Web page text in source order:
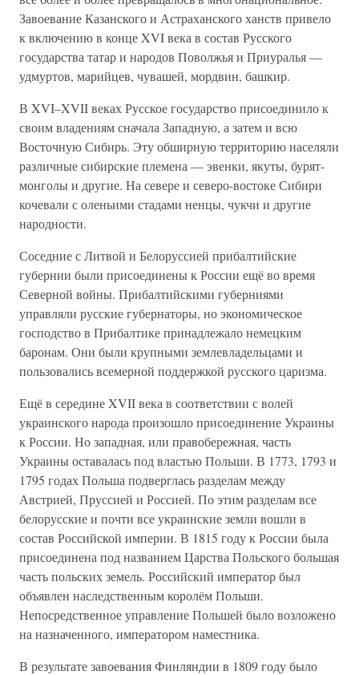
Завоевание Казанского и Астраханского ханств привело
к включению в конце XVI века в состав Русского
государства татар и народов Поволжья и Приуралья —
удмуртов, марийцев, чувашей, мордвин, башкир.
В XVI–XVII веках Русское государство присоединило к
своим владениям сначала Западную, а затем и всю
Восточную Сибирь. Эту обширную территорию населяли
различные сибирские племена — эвенки, якуты, бурят-
монголы и другие. На севере и северо-востоке Сибири
кочевали с оленьими стадами ненцы, чукчи и другие
народности.
Соседние с Литвой и Белоруссией прибалтийские
губернии были присоединены к России ещё во время
Северной войны. Прибалтийскими губерниями
управляли русские губернаторы, но экономическое
господство в Прибалтике принадлежало немецким
баронам. Они были крупными землевладельцами и
пользовались всемерной поддержкой русского царизма.
Ещё в середине XVII века в соответствии с волей
украинского народа произошло присоединение Украины
к России. Но западная, или правобережная, часть
Украины оставалась под властью Польши. В 1773, 1793 и
1795 годах Польша подверглась разделам между
Австрией, Пруссией и Россией. По этим разделам все
белорусские и почти все украинские земли вошли в
состав Российской империи. В 1815 году к России была
присоединена под названием Царства Польского большая
часть польских земель. Российский император был
объявлен наследственным королём Польши.
Непосредственное управление Польшей было возложено
на назначенного, императором наместника.
В результате завоевания Финляндии в 1809 году было